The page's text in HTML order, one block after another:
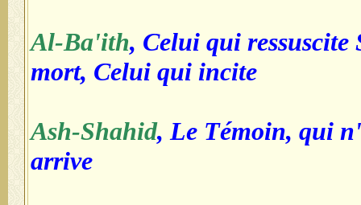
Al-Ba'ith, Celui qui ressuscite
mort, Celui qui incite
Ash-Shahid, Le Témoin, qui
arrive